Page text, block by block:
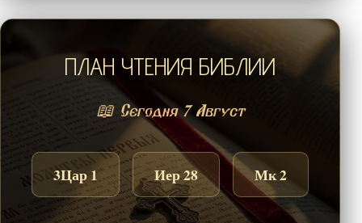
ПЛАН ЧТЕНИЯ БИБЛИИ
📖 Сегодня 7 Август
3Цар 1 Иер 28 Мк 2